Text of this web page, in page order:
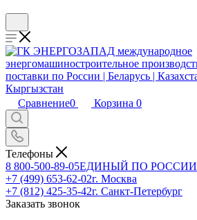
Сравнение0 Корзина 0
Телефоны
8 800-500-89-05ЕДИНЫЙ ПО РОССИИ
+7 (499) 653-62-02г. Москва
+7 (812) 425-35-42г. Санкт-Петербург
Заказать звонок